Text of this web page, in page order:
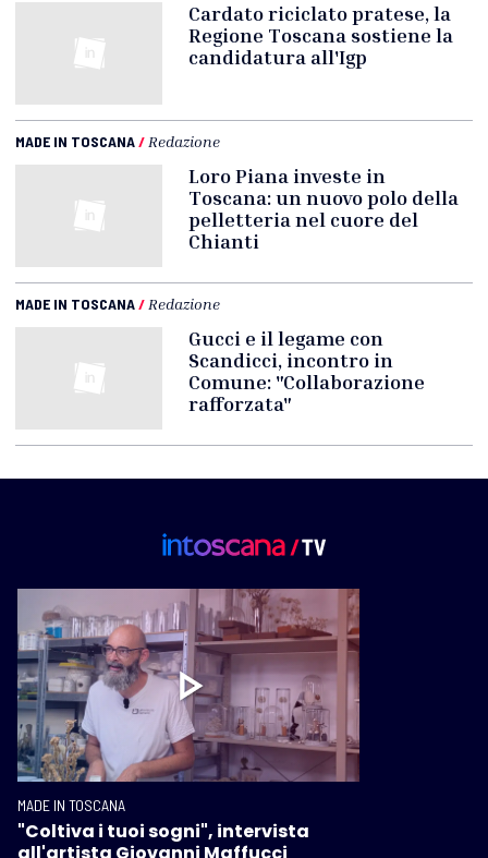
Cardato riciclato pratese, la
Regione Toscana sostiene la
candidatura all'Igp
MADE IN TOSCANA/ Redazione
Loro Piana investe in
Toscana: un nuovo polo della
pelletteria nel cuore del
Chianti
MADE IN TOSCANA/ Redazione
Gucci e il legame con
Scandicci, incontro in
Comune: "Collaborazione
rafforzata"
MADE IN TOSCANA
"Coltiva i tuoi sogni", intervista
all'artista Giovanni Maffucci